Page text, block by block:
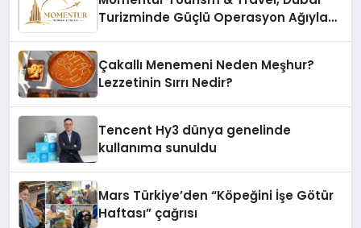
Turizminde Güçlü Operasyon Ağıyla
Çakallı Menemeni Neden Meşhur?
Lezzetinin Sırrı Nedir?
Tencent Hy3 dünya genelinde
kullanıma sunuldu
Mars Türkiye’den “Köpeğini İşe Götür
Haftası” çağrısı